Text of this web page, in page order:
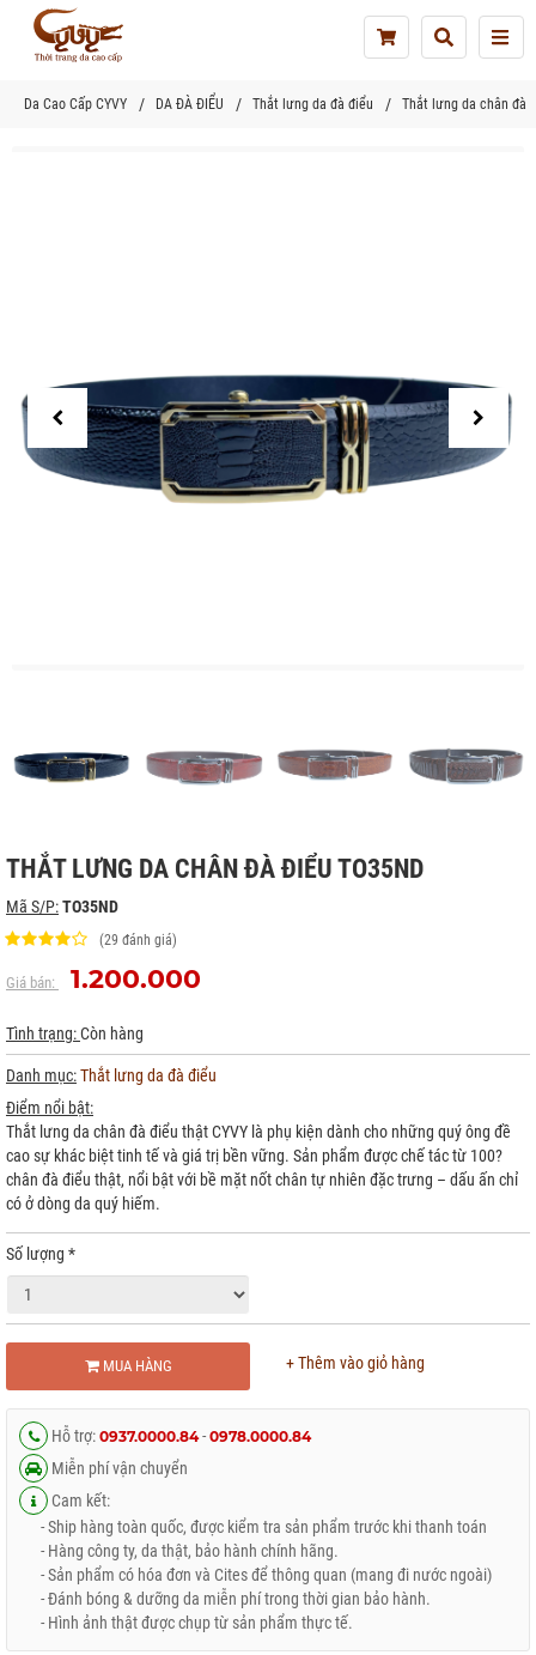
Da Cao Cấp CYVY DA ĐÀ ĐIỂU Thắt lưng da đà điểu Thắt lưng da chân đà
THẮT LƯNG DA CHÂN ĐÀ ĐIỂU TO35ND
Mã S/P:TO35ND
(29 đánh giá)
Giá bán: 1.200.000
Tình trạng:Còn hàng
Danh mục:Thắt lưng da đà điểu
Điểm nổi bật:
Thắt lưng da chân đà điểu thật CYVY là phụ kiện dành cho những quý ông đề
cao sự khác biệt tinh tế và giá trị bền vững. Sản phẩm được chế tác từ 100?
chân đà điểu thật, nổi bật với bề mặt nốt chân tự nhiên đặc trưng – dấu ấn chỉ
có ở dòng da quý hiếm.
Số lượng *
MUA HÀNG + Thêm vào giỏ hàng
Hỗ trợ: 0937.0000.84- 0978.0000.84
Miễn phí vận chuyển
Cam kết:
- Ship hàng toàn quốc, được kiểm tra sản phẩm trước khi thanh toán
- Hàng công ty, da thật, bảo hành chính hãng.
- Sản phẩm có hóa đơn và Cites để thông quan (mang đi nước ngoài)
- Đánh bóng & dưỡng da miễn phí trong thời gian bảo hành.
- Hình ảnh thật được chụp từ sản phẩm thực tế.